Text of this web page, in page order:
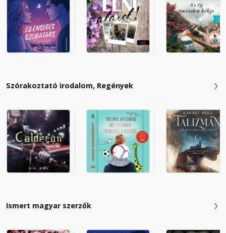
18. Démonok erdeje
Fejezet hossza: 00:26:30
Fejezet hossza: 00:25:11
20. Vissza
Fejezet hossza: 00:08:15
21. Tűz és tánc
Szórakoztató irodalom, Regények
Ismert magyar szerzők